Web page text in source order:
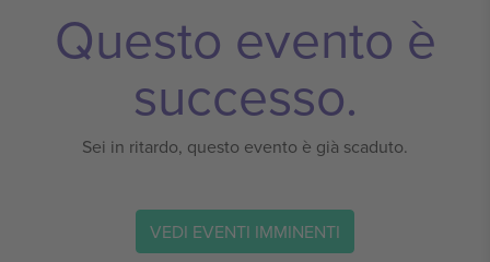
Questo evento è
successo.
Sei in ritardo, questo evento è già scaduto.
VEDI EVENTI IMMINENTI